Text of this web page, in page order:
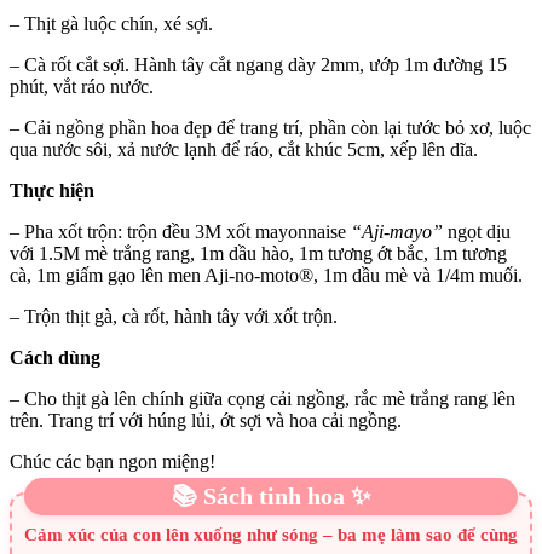
– Thịt gà luộc chín, xé sợi.
– Cà rốt cắt sợi. Hành tây cắt ngang dày 2mm, ướp 1m đường 15
phút, vắt ráo nước.
– Cải ngồng phần hoa đẹp để trang trí, phần còn lại tước bỏ xơ, luộc
qua nước sôi, xả nước lạnh để ráo, cắt khúc 5cm, xếp lên dĩa.
Thực hiện
– Pha xốt trộn: trộn đều 3M xốt mayonnaise “Aji-mayo” ngọt dịu
với 1.5M mè trắng rang, 1m dầu hào, 1m tương ớt bắc, 1m tương
cà, 1m giấm gạo lên men Aji-no-moto®, 1m dầu mè và 1/4m muối.
– Trộn thịt gà, cà rốt, hành tây với xốt trộn.
Cách dùng
– Cho thịt gà lên chính giữa cọng cải ngồng, rắc mè trắng rang lên
trên. Trang trí với húng lủi, ớt sợi và hoa cải ngồng.
Chúc các bạn ngon miệng!
📚 Sách tinh hoa ✨
Cảm xúc của con lên xuống như sóng – ba mẹ làm sao để cùng